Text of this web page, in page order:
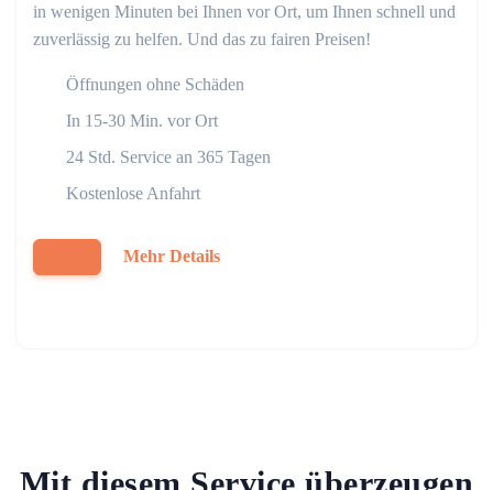
in wenigen Minuten bei Ihnen vor Ort, um Ihnen schnell und
zuverlässig zu helfen. Und das zu fairen Preisen!
Öffnungen ohne Schäden
In 15-30 Min. vor Ort
24 Std. Service an 365 Tagen
Kostenlose Anfahrt
Mehr Details